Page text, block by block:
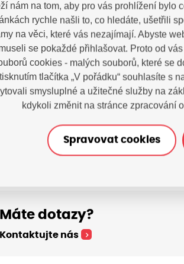
Máte dotazy?
Kontaktujte nás
nám na tom, aby pro vás prohlížení bylo
rychle našli to, co hledáte, ušetřili
na věci, které vás nezajímají. Abyste
se pokaždé přihlašovat. Proto od
cookies - malých souborů, které se
tlačítka „V pořádku“ souhlasíte s
smysluplné a užitečné služby na
kdykoli změnit na stránce zpracování
Spravovat cookies